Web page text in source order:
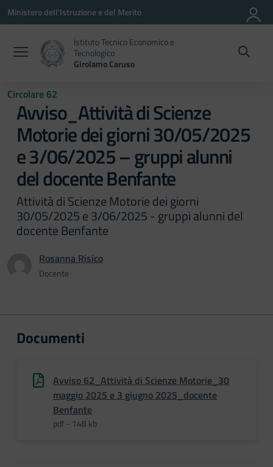
Vai ai contenuti
Vai al menu di navigazione
Vai al footer
Ministero dell'Istruzione e del Merito
Istituto Tecnico Economico e
Tecnologico
Girolamo Caruso
Circolare 62
Avviso_Attività di Scienze
Motorie dei giorni 30/05/2025
e 3/06/2025 – gruppi alunni
del docente Benfante
Attività di Scienze Motorie dei giorni
30/05/2025 e 3/06/2025 - gruppi alunni del
docente Benfante
Rosanna Risico
Docente
Documenti
Avviso 62_Attività di Scienze Motorie_30
maggio 2025 e 3 giugno 2025_docente
Benfante
pdf - 148 kb